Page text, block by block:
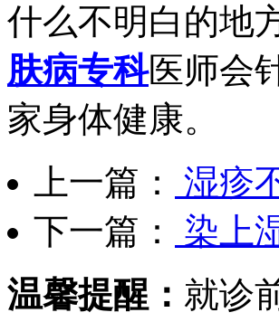
什么不明白的地
肤病专科医师会
家身体健康。
上一篇：
湿疹
下一篇：
染上
温馨提醒： 就诊